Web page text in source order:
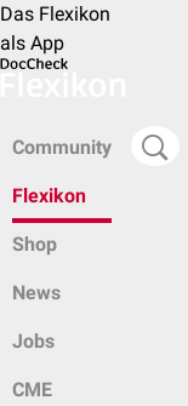
Das Flexikon
als App
Community
Flexikon
Shop
News
Jobs
CME